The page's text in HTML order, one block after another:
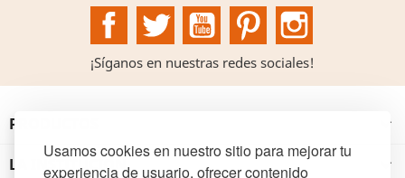
Usamos cookies en nuestro sitio para mejorar tu
experiencia de usuario, ofrecer contenido
FacebookTwitter YouTubePinterest
¡Síganos en nuestras redes sociales!
PRODUCTOS 
LA INSTITUCIÓN 